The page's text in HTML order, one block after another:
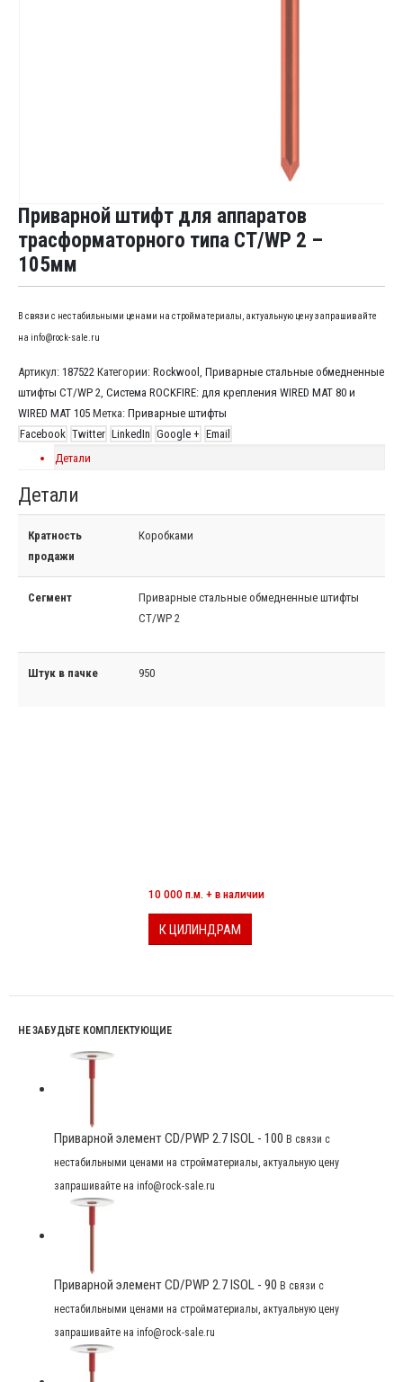
Приварной штифт для аппаратов
трасформаторного типа CT/WP 2 –
105мм
В связи с нестабильными ценами на стройматериалы, актуальную цену запрашивайте
на info@rock-sale.ru
Артикул: 187522 Категории: Rockwool Приварные стальные обмедненные
штифты CT/WP 2 Система ROCKFIRE: для крепления WIRED MAT 80 и
WIRED MAT 105 Метка: Приварные штифты
Facebook Twitter LinkedIn Google + Email
Детали
Детали
Кратность
продажи
Коробками
Сегмент
Приварные стальные обмедненные штифты
CT/WP 2
Штук в пачке 950
10 000 п.м. + в наличии
К ЦИЛИНДРАМ
НЕ ЗАБУДЬТЕ КОМПЛЕКТУЮЩИЕ
Приварной элемент CD/PWP 2.7 ISOL - 100 В связи с
нестабильными ценами на стройматериалы, актуальную цену
запрашивайте на info@rock-sale.ru
Приварной элемент CD/PWP 2.7 ISOL - 90 В связи с
нестабильными ценами на стройматериалы, актуальную цену
запрашивайте на info@rock-sale.ru